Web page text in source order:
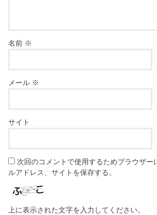
名前 ※
メール ※
サイト
次回のコメントで使用するためブラウザー
ルアドレス、サイトを保存する。
上に表示された文字を入力してください。